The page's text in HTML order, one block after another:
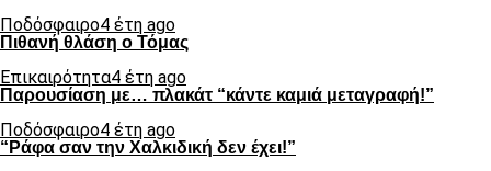
Ποδόσφαιρο4 έτη ago
Πιθανή θλάση ο Τόμας
Επικαιρότητα4 έτη ago
Παρουσίαση με… πλακάτ “κάντε καμιά μεταγραφή!”
Ποδόσφαιρο4 έτη ago
“Ράφα σαν την Χαλκιδική δεν έχει!”